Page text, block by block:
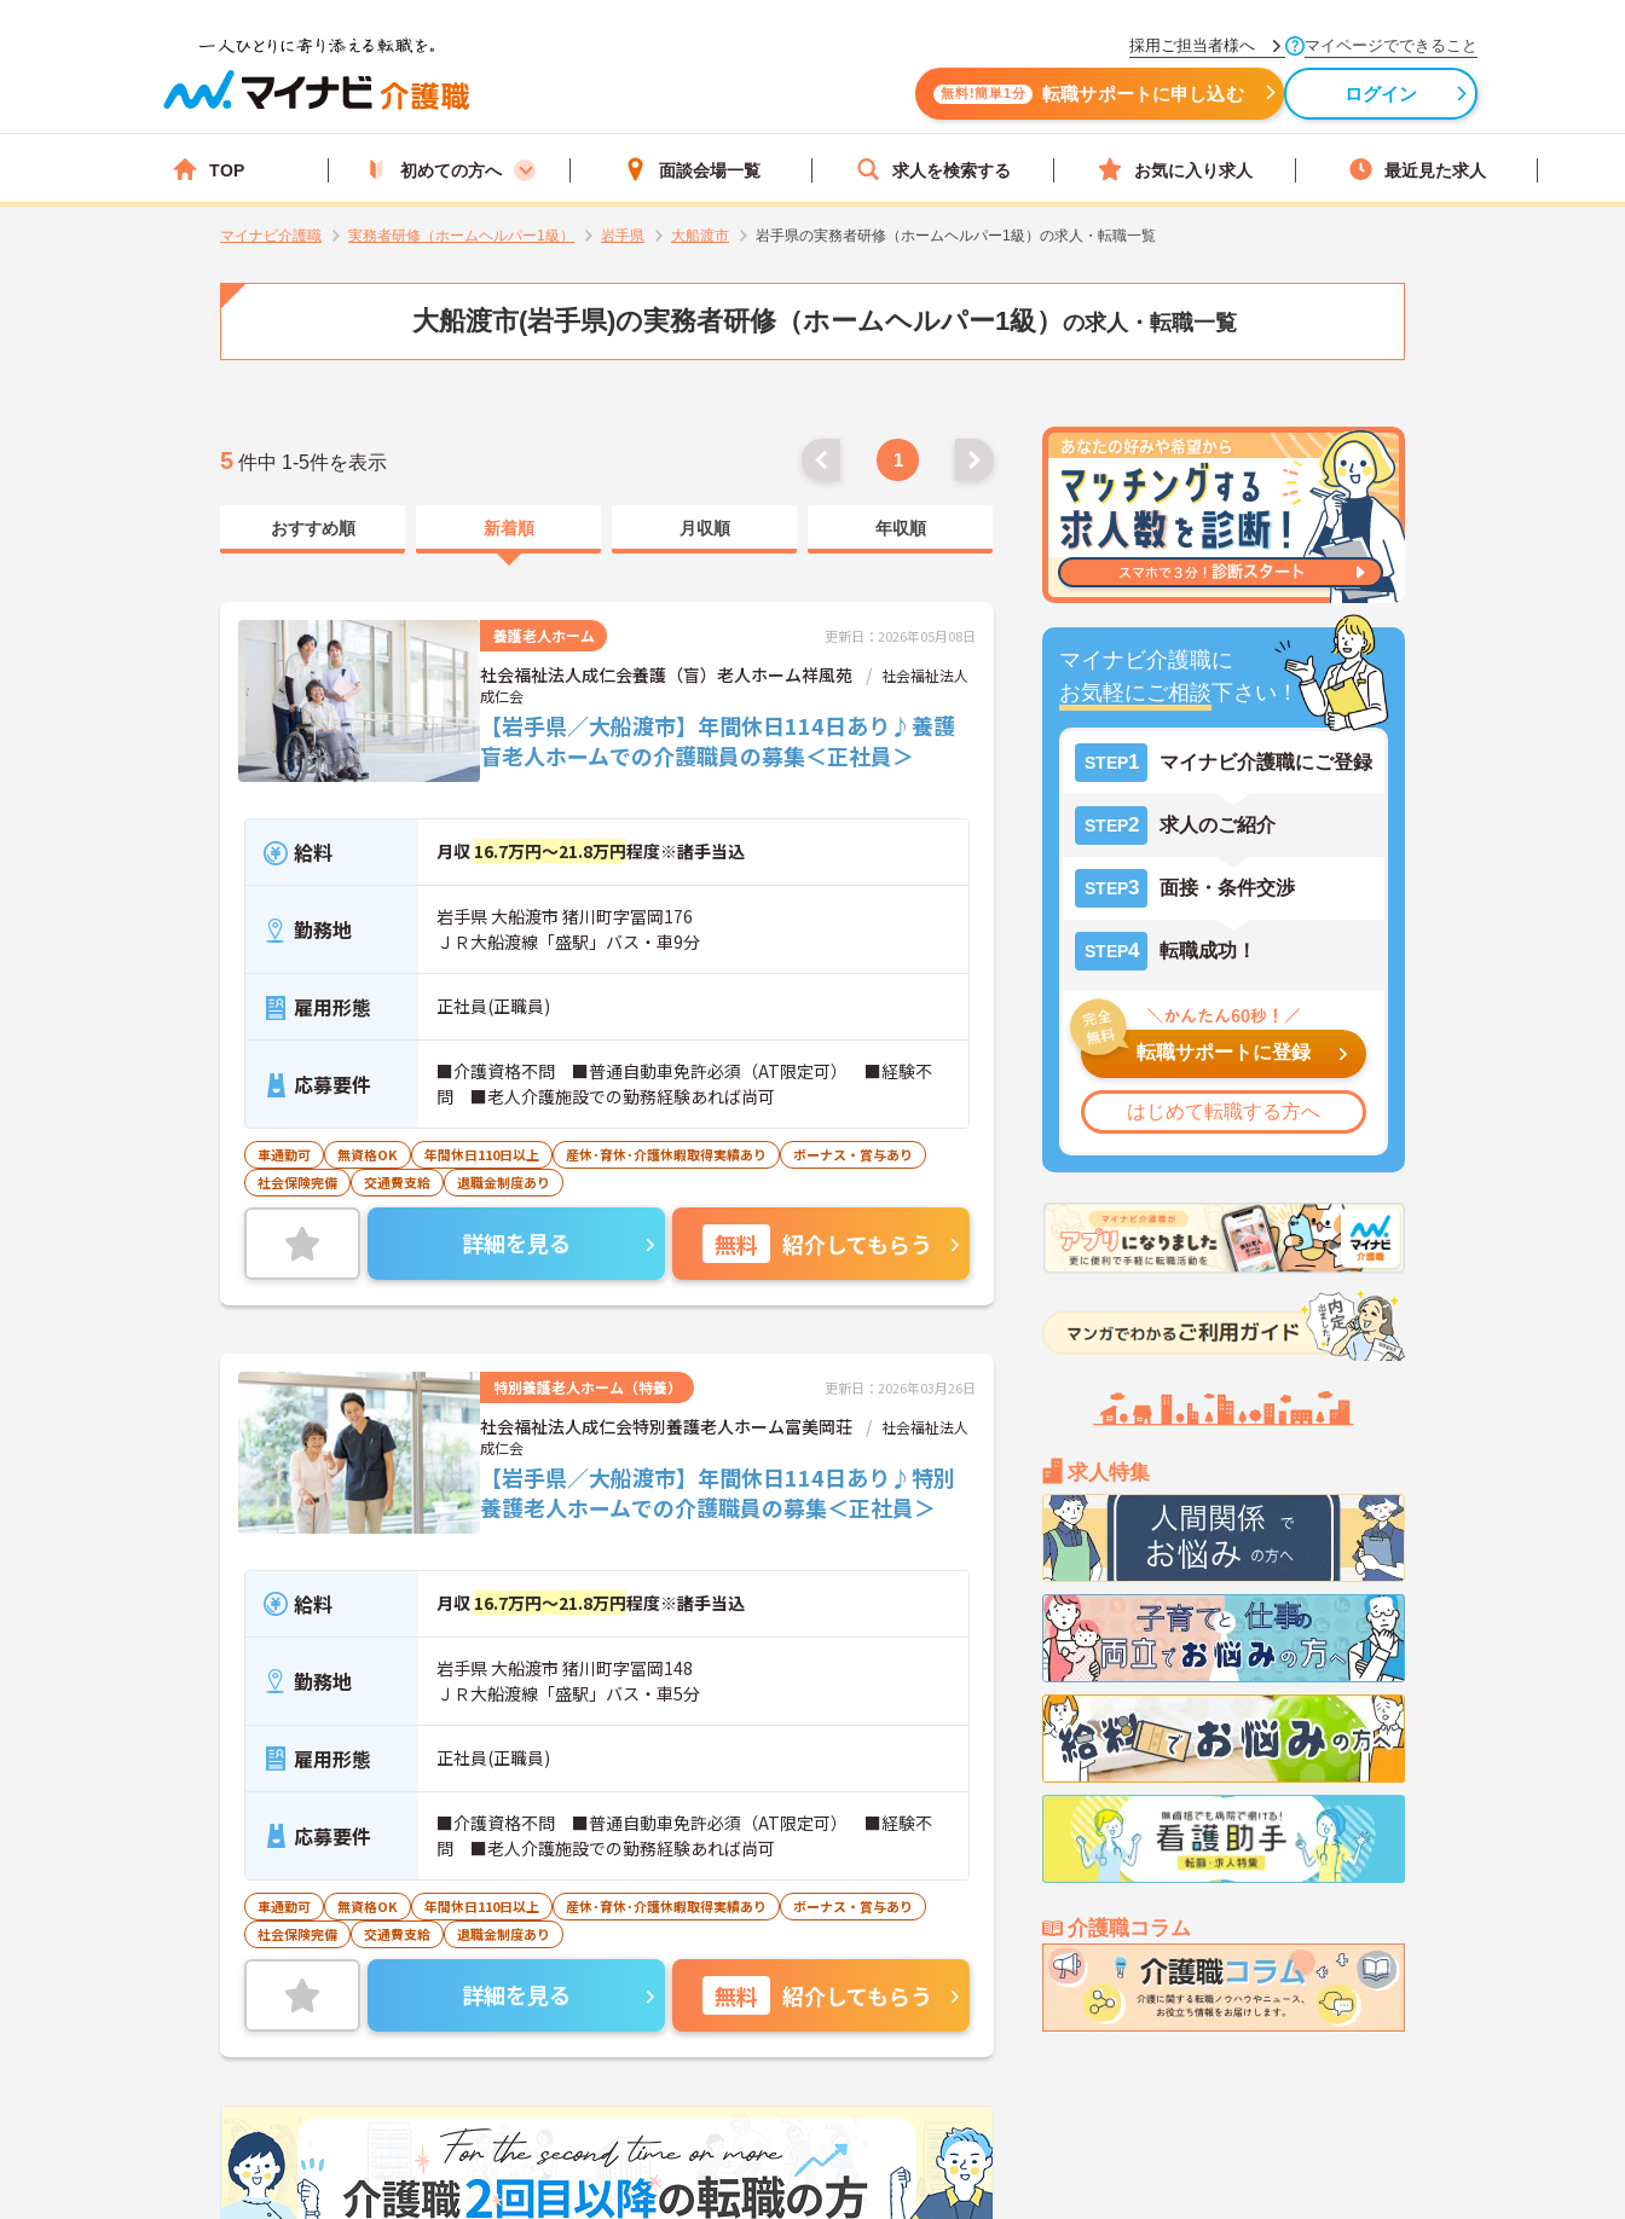
採用ご担当者様へ マイページでできること
無料!簡単1分 転職サポートに申し込む ログイン
TOP 初めての方へ 面談会場一覧 求人を検索する お気に入り求人 最近見た求人
マイナビ介護職 実務者研修（ホームヘルパー1級） 岩手県 大船渡市 岩手県の実務者研修（ホームヘルパー1級）の求人・転職一覧
大船渡市(岩手県)の実務者研修（ホームヘルパー1級） の求人・転職一覧
マイナビ介護職に
お気軽にご相談下さい！
STEP1 マイナビ介護職にご登録
STEP2 求人のご紹介
STEP3 面接・条件交渉
STEP4 転職成功！
転職サポートに登録
はじめて転職する方へ
求人特集
介護職コラム
5 件中 1-5件を表示 1
おすすめ順 新着順 月収順 年収順
養護老人ホーム 更新日：2026年05月08日
社会福祉法人成仁会養護（盲）老人ホーム祥風苑
社会福祉法人
成仁会
【岩手県／大船渡市】年間休日114日あり♪養護
盲老人ホームでの介護職員の募集＜正社員＞
給料 月収 16.7万円～21.8万円程度※諸手当込
勤務地
岩手県 大船渡市 猪川町字冨岡176
ＪＲ大船渡線「盛駅」バス・車9分
雇用形態 正社員(正職員)
応募要件
■介護資格不問 ■普通自動車免許必須（AT限定可） ■経験不
問 ■老人介護施設での勤務経験あれば尚可
車通勤可 無資格OK 年間休日110日以上 産休･育休･介護休暇取得実績あり
ボーナス・賞与あり
社会保険完備
交通費支給 退職金制度あり
詳細を見る 無料 紹介してもらう
特別養護老人ホーム（特養） 更新日：2026年03月26日
社会福祉法人成仁会特別養護老人ホーム富美岡荘
社会福祉法人
成仁会
【岩手県／大船渡市】年間休日114日あり♪特別
養護老人ホームでの介護職員の募集＜正社員＞
給料 月収 16.7万円～21.8万円程度※諸手当込
勤務地
岩手県 大船渡市 猪川町字冨岡148
ＪＲ大船渡線「盛駅」バス・車5分
雇用形態 正社員(正職員)
応募要件
■介護資格不問 ■普通自動車免許必須（AT限定可） ■経験不
問 ■老人介護施設での勤務経験あれば尚可
車通勤可 無資格OK 年間休日110日以上 産休･育休･介護休暇取得実績あり
ボーナス・賞与あり
社会保険完備
交通費支給 退職金制度あり
詳細を見る 無料 紹介してもらう